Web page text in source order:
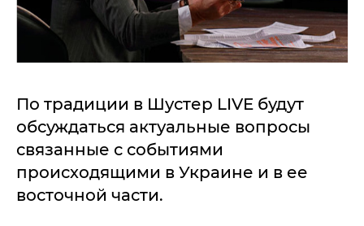
По традиции в Шустер LIVE будут
обсуждаться актуальные вопросы
связанные с событиями
происходящими в Украине и в ее
восточной части.